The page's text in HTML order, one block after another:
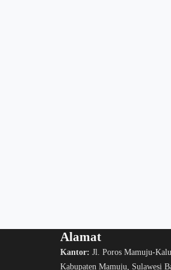
Alamat
Kantor: Jl. Poros Mamuju-
Kabupaten Mamuju, Sulawesi